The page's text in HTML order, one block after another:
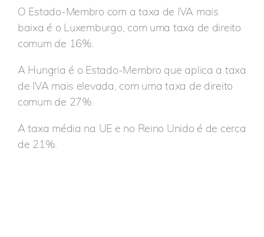
O Estado-Membro com a taxa de IVA mais
baixa é o Luxemburgo, com uma taxa de direito
comum de 16%.
A Hungria é o Estado-Membro que aplica a taxa
de IVA mais elevada, com uma taxa de direito
comum de 27%.
A taxa média na UE e no Reino Unido é de cerca
de 21%.